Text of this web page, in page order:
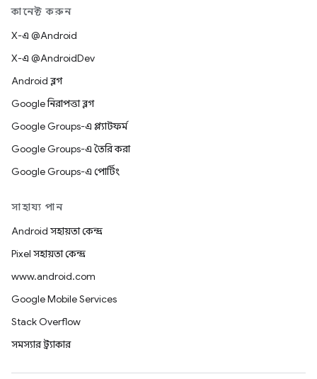
কানেক্ট করুন
X-এ @Android
X-এ @AndroidDev
Android ব্লগ
Google নিরাপত্তা ব্লগ
Google Groups-এ প্ল্যাটফর্ম
Google Groups-এ তৈরি করা
Google Groups-এ পোর্টিং
সাহায্য পান
Android সহায়তা কেন্দ্র
Pixel সহায়তা কেন্দ্র
www.android.com
Google Mobile Services
Stack Overflow
সমস্যার ট্র্যাকার